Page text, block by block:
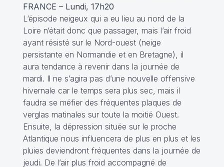
FRANCE – Lundi, 17h20
L‘épisode neigeux qui a eu lieu au nord de la
Loire n‘était donc que passager, mais l’air froid
ayant résisté sur le Nord-ouest (neige
persistante en Normandie et en Bretagne), il
aura tendance à revenir dans la journée de
mardi. Il ne s’agira pas d’une nouvelle offensive
hivernale car le temps sera plus sec, mais il
faudra se méfier des fréquentes plaques de
verglas matinales sur toute la moitié Ouest.
Ensuite, la dépression située sur le proche
Atlantique nous influencera de plus en plus et les
pluies deviendront fréquentes dans la journée de
jeudi. De l’air plus froid accompagné de